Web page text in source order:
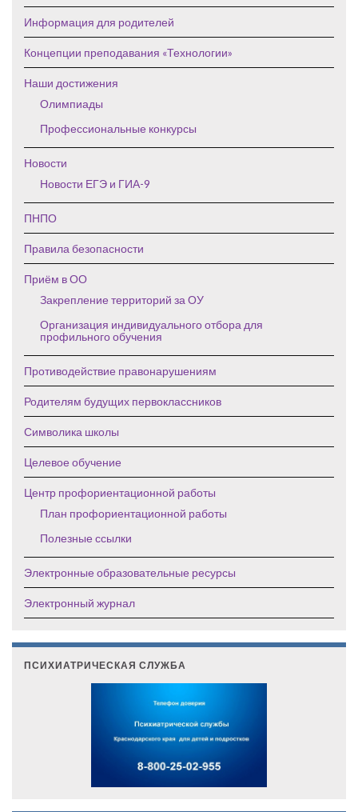
Информация для родителей
Концепции преподавания «Технологии»
Наши достижения
Олимпиады
Профессиональные конкурсы
Новости
Новости ЕГЭ и ГИА-9
ПНПО
Правила безопасности
Приём в ОО
Закрепление территорий за ОУ
Организация индивидуального отбора для
профильного обучения
Противодействие правонарушениям
Родителям будущих первоклассников
Символика школы
Целевое обучение
Центр профориентационной работы
План профориентационной работы
Полезные ссылки
Электронные образовательные ресурсы
Электронный журнал
ПСИХИАТРИЧЕСКАЯ СЛУЖБА